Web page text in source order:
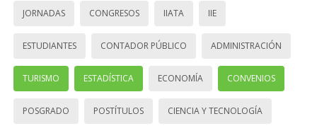
JORNADAS CONGRESOS IIATA IIE
ESTUDIANTES CONTADOR PÚBLICO ADMINISTRACIÓN
TURISMO ESTADÍSTICA ECONOMÍA CONVENIOS
POSGRADO POSTÍTULOS CIENCIA Y TECNOLOGÍA